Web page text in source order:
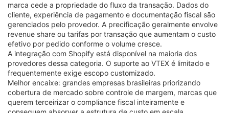
marca cede a propriedade do fluxo da transação. Dados do
cliente, experiência de pagamento e documentação fiscal são
gerenciados pelo provedor. A precificação geralmente envolve
revenue share ou tarifas por transação que aumentam o custo
efetivo por pedido conforme o volume cresce.
A integração com Shopify está disponível na maioria dos
provedores dessa categoria. O suporte ao VTEX é limitado e
frequentemente exige escopo customizado.
Melhor encaixe: grandes empresas brasileiras priorizando
cobertura de mercado sobre controle de margem, marcas que
querem terceirizar o compliance fiscal inteiramente e